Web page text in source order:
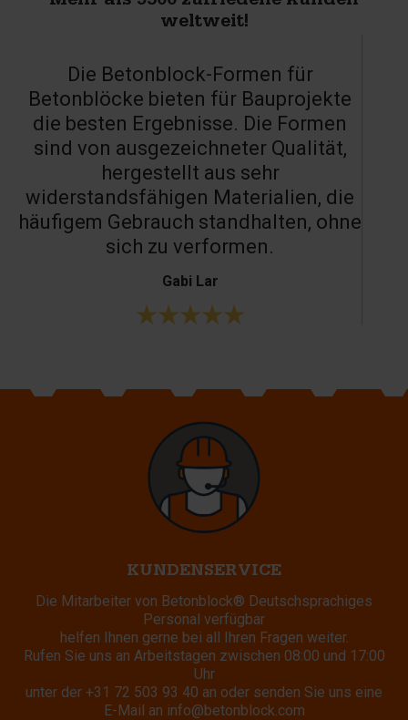
weltweit!
Die Betonblock-Formen für
Betonblöcke bieten für Bauprojekte
die besten Ergebnisse. Die Formen
sind von ausgezeichneter Qualität,
hergestellt aus sehr
widerstandsfähigen Materialien, die
häufigem Gebrauch standhalten, ohne
sich zu verformen.
Gabi Lar
KUNDENSERVICE
Die Mitarbeiter von Betonblock® Deutschsprachiges
Personal verfügbar
helfen Ihnen gerne bei all Ihren Fragen weiter.
Rufen Sie uns an Arbeitstagen zwischen 08:00 und 17:00
Uhr
unter der +31 72 503 93 40 an oder senden Sie uns eine
E-Mail an info@betonblock.com